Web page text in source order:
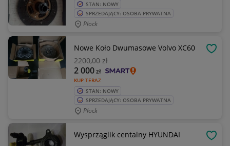
STAN: NOWY
SPRZEDAJĄCY: OSOBA PRYWATNA
Płock
Nowe Koło Dwumasowe Volvo XC60
2200,00 zł
KUP TERAZ
2 000zł
STAN: NOWY
SPRZEDAJĄCY: OSOBA PRYWATNA
Płock
Wysprząglik centalny HYUNDAI